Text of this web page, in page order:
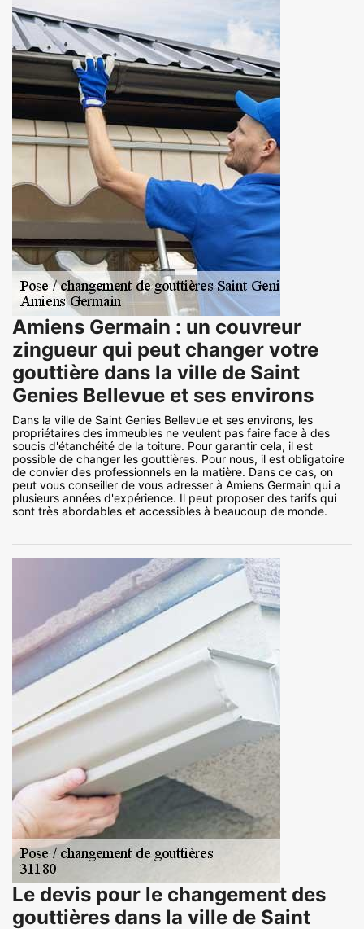
Amiens Germain : un couvreur
zingueur qui peut changer votre
gouttière dans la ville de Saint
Genies Bellevue et ses environs
Dans la ville de Saint Genies Bellevue et ses environs, les
propriétaires des immeubles ne veulent pas faire face à des
soucis d'étanchéité de la toiture. Pour garantir cela, il est
possible de changer les gouttières. Pour nous, il est obligatoire
de convier des professionnels en la matière. Dans ce cas, on
peut vous conseiller de vous adresser à Amiens Germain qui a
plusieurs années d'expérience. Il peut proposer des tarifs qui
sont très abordables et accessibles à beaucoup de monde.
Le devis pour le changement des
gouttières dans la ville de Saint